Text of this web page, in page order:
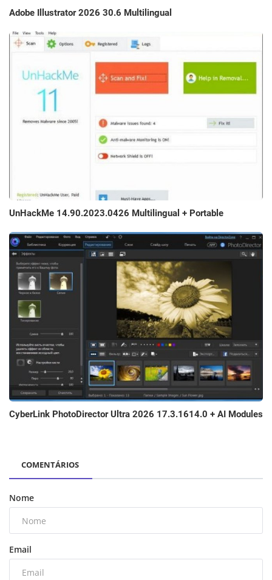
Adobe Illustrator 2026 30.6 Multilingual
UnHackMe 14.90.2023.0426 Multilingual + Portable
CyberLink PhotoDirector Ultra 2026 17.3.1614.0 + AI Modules
COMENTÁRIOS
Nome
Email